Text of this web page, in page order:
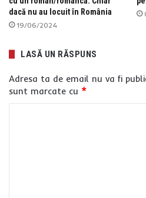
dacă nu au locuit în România
19/06/2024
LASĂ UN RĂSPUNS
Adresa ta de email nu va fi
sunt marcate cu *